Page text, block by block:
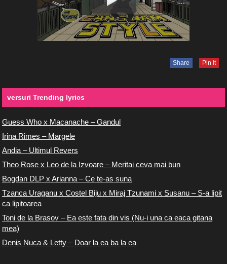
Share Pin It
versuri Trending lyrics
Guess Who x Macanache – Gandul
Irina Rimes – Margele
Andia – Ultimul Revers
Theo Rose x Leo de la Izvoare – Meritai ceva mai bun
Bogdan DLP x Arianna – Ce te-as suna
Tzanca Uraganu x Costel Biju x Miraj Tzunami x Susanu – S-a lipit
ca lipitoarea
Toni de la Brasov – Ea este fata din vis (Nu-i una ca eaca gitana
mea)
Denis Nuca & Letty – Doar la ea ba la ea